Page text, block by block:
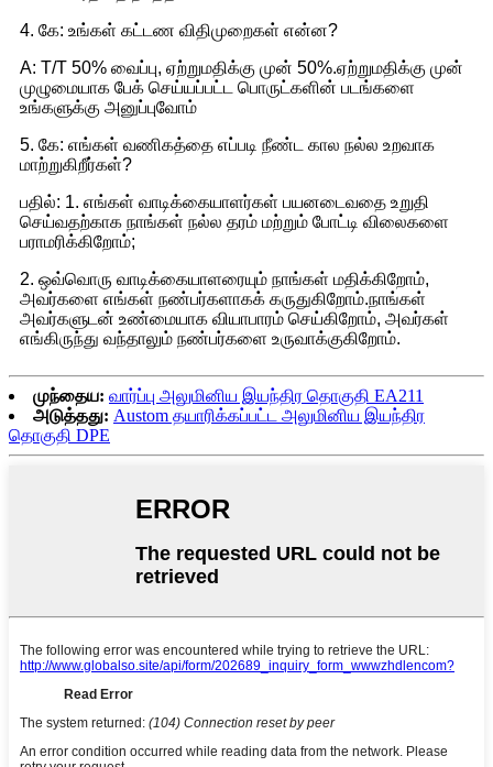
4. கே: உங்கள் கட்டண விதிமுறைகள் என்ன?
A: T/T 50% வைப்பு, ஏற்றுமதிக்கு முன் 50%.ஏற்றுமதிக்கு முன்
முழுமையாக பேக் செய்யப்பட்ட பொருட்களின் படங்களை
உங்களுக்கு அனுப்புவோம்
5. கே: எங்கள் வணிகத்தை எப்படி நீண்ட கால நல்ல உறவாக
மாற்றுகிறீர்கள்?
பதில்: 1. எங்கள் வாடிக்கையாளர்கள் பயனடைவதை உறுதி
செய்வதற்காக நாங்கள் நல்ல தரம் மற்றும் போட்டி விலைகளை
பராமரிக்கிறோம்;
2. ஒவ்வொரு வாடிக்கையாளரையும் நாங்கள் மதிக்கிறோம்,
அவர்களை எங்கள் நண்பர்களாகக் கருதுகிறோம்.நாங்கள்
அவர்களுடன் உண்மையாக வியாபாரம் செய்கிறோம், அவர்கள்
எங்கிருந்து வந்தாலும் நண்பர்களை உருவாக்குகிறோம்.
முந்தைய: வார்ப்பு அலுமினிய இயந்திர தொகுதி EA211
அடுத்தது: Austom தயாரிக்கப்பட்ட அலுமினிய இயந்திர
தொகுதி DPE